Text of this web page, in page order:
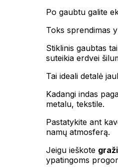
Po gaubtu galite
Toks sprendimas
Stiklinis gaubtas
suteikia erdvei
Tai ideali detalė
Kadangi indas
metalu, tekstile.
Pastatykite ant
namų atmosferą.
Jeigu ieškote
ypatingoms